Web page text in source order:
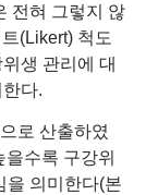
전혀 그렇지 않
(Likert) 척도
생 관리에 대
다.
로 산출하였
수록 구강위
을 의미한다(본